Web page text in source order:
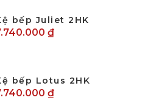
bếp Juliet 2HK
₫
bếp Lotus 2HK
₫